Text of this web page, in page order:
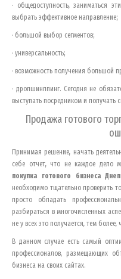
· общедоступность, заниматься
выбрать эффективное направление;
· большой выбор сегментов;
· универсальность;
· возможность получения большой
· дропшинппинг. Сегодня не
выступать посредником и получать
Продажа готового
Принимая решение, начать
себе отчет, что не каждое дело
покупка готового бизнеса
необходимо тщательно проверить
просто обладать
разбираться в многочисленных
не у всех это получается, тем
В данном случае есть самый
профессионалов, размещающих
бизнеса на своих сайтах.